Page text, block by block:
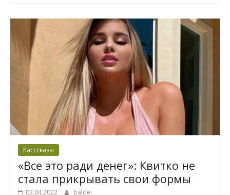
Расссказы
«Все это ради денег»: Квитко не
стала прикрывать свои формы
03.04.2022 baldej